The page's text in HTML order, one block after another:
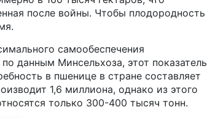
после войны. Чтобы плодородность
самообеспечения
данным Минсельхоза, этот показатель
в пшенице в стране составляет
1,6 миллиона, однако из этого
только 300-400 тысяч тонн.